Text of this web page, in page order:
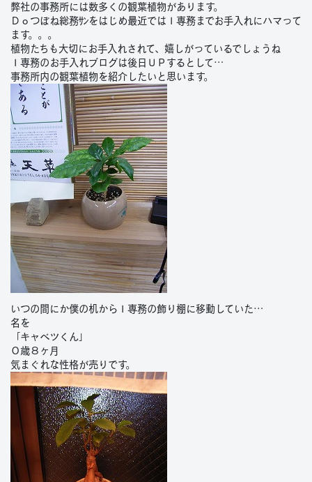
弊社の事務所には数多くの観葉植物があります。
Ｄｏつぼね総務ｻﾝをはじめ最近ではＩ専務までお手入れにハマって
ます。。。
植物たちも大切にお手入れされて、嬉しがっているでしょうね
Ｉ専務のお手入れブログは後日ＵＰするとして…
事務所内の観葉植物を紹介したいと思います。
いつの間にか僕の机からＩ専務の飾り棚に移動していた…
名を
「キャベツくん」
０歳８ヶ月
気まぐれな性格が売りです。